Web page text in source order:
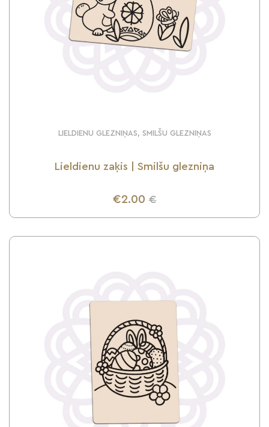
LIELDIENU GLEZNIŅAS, SMILŠU GLEZNIŅAS
Lieldienu zaķis | Smilšu glezniņa
€2.00 €
UZZINI VAIRĀK